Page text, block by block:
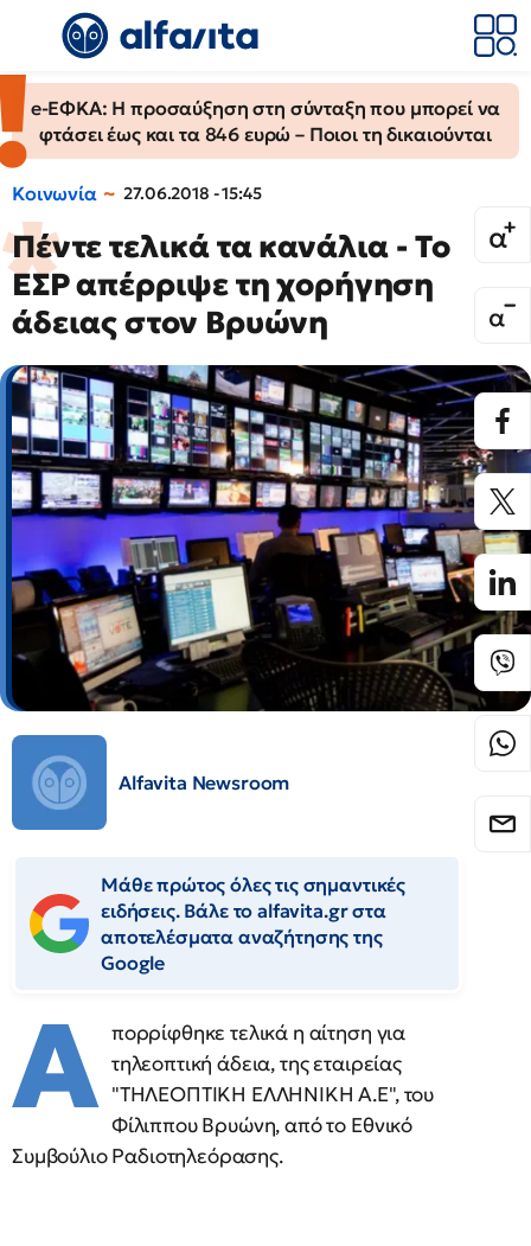
e-ΕΦΚΑ: Η προσαύξηση στη σύνταξη που μπορεί να
φτάσει έως και τα 846 ευρώ – Ποιοι τη δικαιούνται
Κοινωνία 27.06.2018 - 15:45
Πέντε τελικά τα κανάλια - Το
ΕΣΡ απέρριψε τη χορήγηση
άδειας στον Βρυώνη
Alfavita Newsroom
Μάθε πρώτος όλες τις σημαντικές
ειδήσεις. Βάλε το alfavita.gr στα
αποτελέσματα αναζήτησης της
Google
Α πορρίφθηκε τελικά η αίτηση για
τηλεοπτική άδεια, της εταιρείας
"ΤΗΛΕΟΠΤΙΚΗ ΕΛΛΗΝΙΚΗ Α.Ε", του
Φίλιππου Βρυώνη, από το Εθνικό
Συμβούλιο Ραδιοτηλεόρασης.